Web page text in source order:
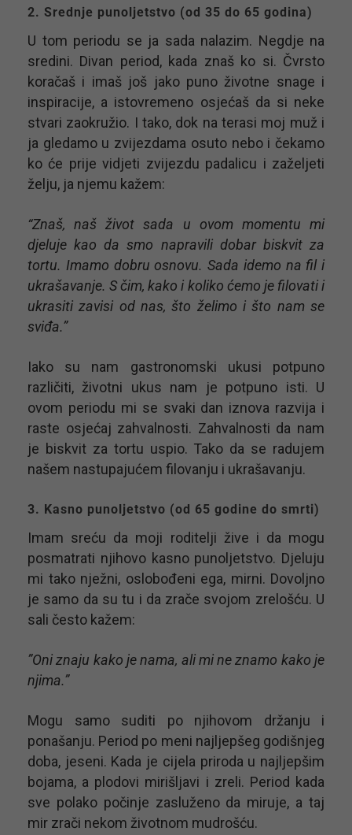
2. Srednje punoljetstvo (od 35 do 65 godina)
U tom periodu se ja sada nalazim. Negdje na
sredini. Divan period, kada znaš ko si. Čvrsto
koračaš i imaš još jako puno životne snage i
inspiracije, a istovremeno osjećaš da si neke
stvari zaokružio. I tako, dok na terasi moj muž i
ja gledamo u zvijezdama osuto nebo i čekamo
ko će prije vidjeti zvijezdu padalicu i zaželjeti
želju, ja njemu kažem:
“Znaš, naš život sada u ovom momentu mi
djeluje kao da smo napravili dobar biskvit za
tortu. Imamo dobru osnovu. Sada idemo na fil i
ukrašavanje. S čim, kako i koliko ćemo je filovati i
ukrasiti zavisi od nas, što želimo i što nam se
sviđa.”
Iako su nam gastronomski ukusi potpuno
različiti, životni ukus nam je potpuno isti. U
ovom periodu mi se svaki dan iznova razvija i
raste osjećaj zahvalnosti. Zahvalnosti da nam
je biskvit za tortu uspio. Tako da se radujem
našem nastupajućem filovanju i ukrašavanju.
3. Kasno punoljetstvo (od 65 godine do smrti)
Imam sreću da moji roditelji žive i da mogu
posmatrati njihovo kasno punoljetstvo. Djeluju
mi tako nježni, oslobođeni ega, mirni. Dovoljno
je samo da su tu i da zrače svojom zrelošću. U
sali često kažem:
”Oni znaju kako je nama, ali mi ne znamo kako je
njima.”
Mogu samo suditi po njihovom držanju i
ponašanju. Period po meni najljepšeg godišnjeg
doba, jeseni. Kada je cijela priroda u najljepšim
bojama, a plodovi mirišljavi i zreli. Period kada
sve polako počinje zasluženo da miruje, a taj
mir zrači nekom životnom mudrošću.